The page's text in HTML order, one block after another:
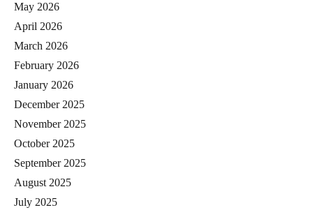
May 2026
April 2026
March 2026
February 2026
January 2026
December 2025
November 2025
October 2025
September 2025
August 2025
July 2025